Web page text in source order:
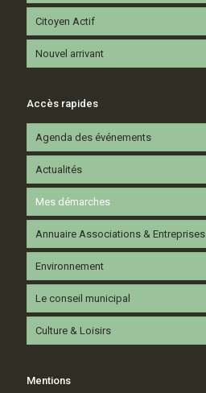
Citoyen Actif
Nouvel arrivant
Accès rapides
Agenda des événements
Actualités
Mes démarches
Annuaire Associations & Entreprises
Environnement
Le conseil municipal
Culture & Loisirs
Mentions